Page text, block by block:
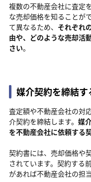
複数の不動産会社に査定
な売却価格を知ることが
て異なるため、 それぞれ
由や、どのような売却活
さい。
媒介契約を締結す
査定額や不動産会社の対
介契約を締結します。 媒
を不動産会社に依頼する
契約書には、売却価格や
されています。契約する
があれば不動産会社の担